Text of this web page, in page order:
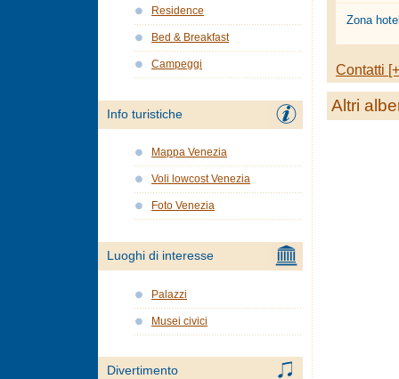
Zona
Contatti
Altri
Residence
Bed & Breakfast
Campeggi
Info turistiche
Mappa Venezia
Voli lowcost Venezia
Foto Venezia
Luoghi di interesse
Palazzi
Musei civici
Divertimento